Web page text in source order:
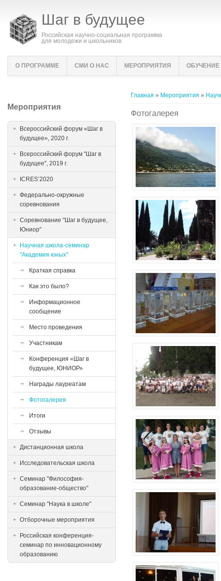
Шаг в будущее
Российская научно-социальная программа
для молодежи и школьников
О ПРОГРАММЕ СМИ О НАС МЕРОПРИЯТИЯ ОБУЧЕНИЕ
Вы здесь
Главная » Мероприятия »
Фотогалерея
Мероприятия
Всероссийский форум «Шаг в
будущее», 2020 г.
Всероссийский форум "Шаг в
будущее", 2019 г.
ICRES’2020
Федерально-окружные
соревнования
Соревнование "Шаг в будущее,
Юниор"
Научная школа-семинар
"Академия юных"
Краткая справка
Как это было?
Информационное
сообщение
Место проведения
Участникам
Конференция «Шаг в
будущее, ЮНИОР»
Награды лауреатам
Фотогалерея
Итоги
Отзывы
Дистанционная школа
Исследовательская школа
Семинар "Философия-
образование-общество"
Семинар "Наука в школе"
Отборочные мероприятия
Российская конференция-
семинар по инновационному
образованию